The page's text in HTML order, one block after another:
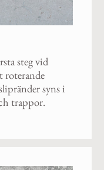
steg vid
roterande
syns i
trappor.